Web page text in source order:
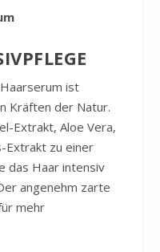
ist
Kräften der Natur.
Extrakt, Aloe Vera,
Extrakt zu einer
das Haar intensiv
angenehm zarte
mehr